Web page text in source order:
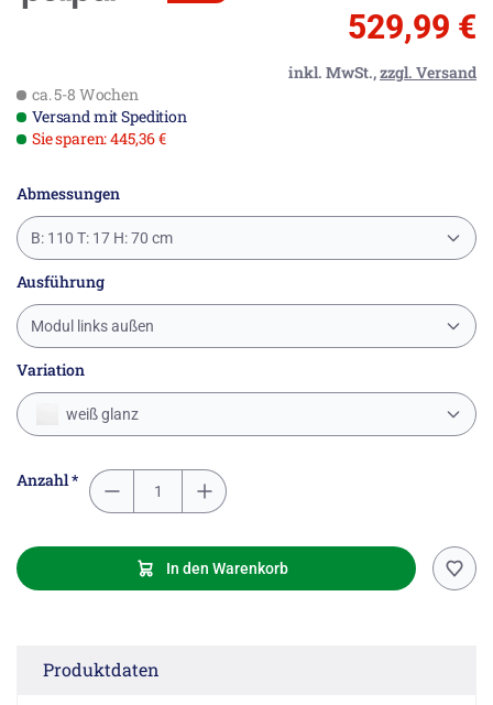
529,99 €
inkl. MwSt.,zzgl. Versand
ca. 5-8 Wochen
Versand mit Spedition
Sie sparen: 445,36 €
Abmessungen
B: 110 T: 17 H: 70 cm
Ausführung
Modul links außen
Variation
weiß glanz
Anzahl *
In den Warenkorb
Produktdaten